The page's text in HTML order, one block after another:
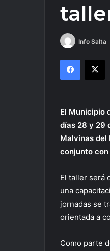
Info Salta
Facebook
X
El Municipio
días 28 y 29
Malvinas del
conjunto
El taller será
una
jornadas se
orientada a
Como parte